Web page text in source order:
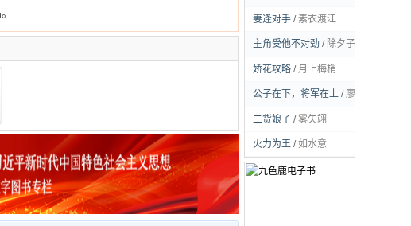
妻逢对手 /素衣渡江
主角受他不对劲 / 除夕子时雪
娇花攻略 / 月上梅梢
公子在下，将军在上 /廖虫虫姑娘
二货娘子 /雾矢翊
火力为王 /如水意